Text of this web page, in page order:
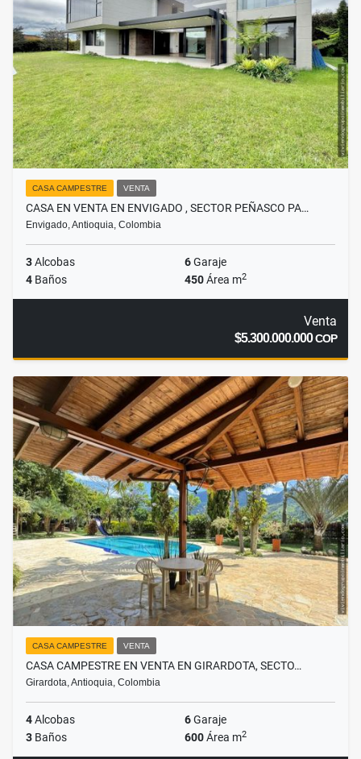
CASA CAMPESTRE VENTA
CASA EN VENTA EN ENVIGADO , SECTOR PEÑASCO PA…
Envigado, Antioquia, Colombia
3Alcobas 6Garaje
4 Baños 450Área m2
Venta
$5.300.000.000COP
CASA CAMPESTRE VENTA
CASA CAMPESTRE EN VENTA EN GIRARDOTA, SECTO…
Girardota, Antioquia, Colombia
4Alcobas 6Garaje
3 Baños 600Área m2